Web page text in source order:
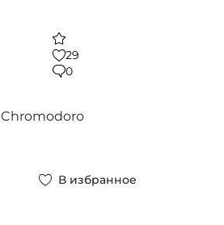
29
0
Chromodoro
В избранное